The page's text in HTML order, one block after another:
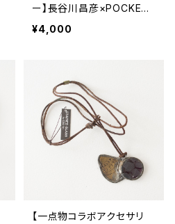
ー】長谷川昌彦×POCKENI
／革ひもネックレス［N］
¥4,000
【一点物コラボアクセサリ